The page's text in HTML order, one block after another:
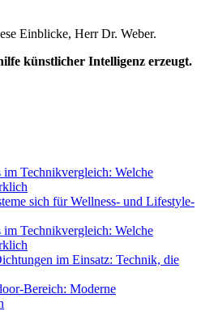
Einblicke, Herr Dr. Weber.
künstlicher Intelligenz erzeugt.
im Technikvergleich: Welche
sich für Wellness- und Lifestyle-
im Technikvergleich: Welche
im Einsatz: Technik, die
Bereich: Moderne